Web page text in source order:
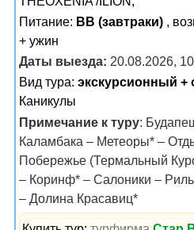
Питание: BB (завтраки) ,
+ ужин
Даты выезда: 20.08.2026,
Вид тура: экскурсионный +
Каникулы
Примечание к туру:
Каламбака – Метеоры* –
Побережье (Термальный
– Коринф* – Салоники –
– Долина Красавиц*